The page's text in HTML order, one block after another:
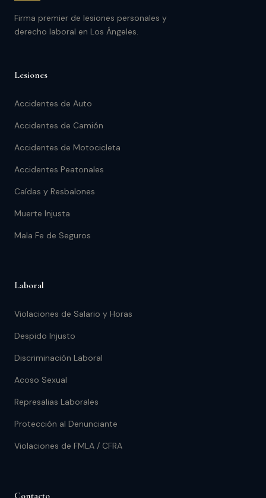
Firma premier de lesiones personales y
derecho laboral en Los Ángeles.
Lesiones
Accidentes de Auto
Accidentes de Camión
Accidentes de Motocicleta
Accidentes Peatonales
Caídas y Resbalones
Muerte Injusta
Mala Fe de Seguros
Laboral
Violaciones de Salario y Horas
Despido Injusto
Discriminación Laboral
Acoso Sexual
Represalias Laborales
Protección al Denunciante
Violaciones de FMLA / CFRA
Contacto